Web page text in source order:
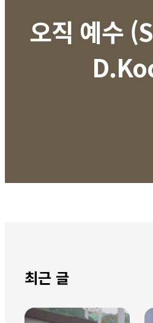
오직 예수
최근 글